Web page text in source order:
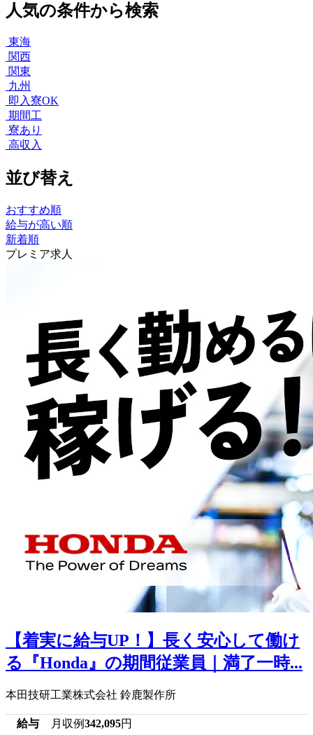
人気の条件から検索
東海
関西
関東
九州
即入寮OK
期間工
寮あり
高収入
並び替え
おすすめ順
給与が高い順
新着順
プレミア求人
【着実に給与UP！】長く安心して働け
る『Honda』の期間従業員｜満了一時...
本田技研工業株式会社 鈴鹿製作所
給与 月収例342,095円